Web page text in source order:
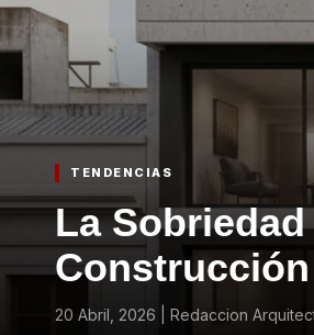
TENDENCIAS
La
20 Abril, 2026 Redaccion